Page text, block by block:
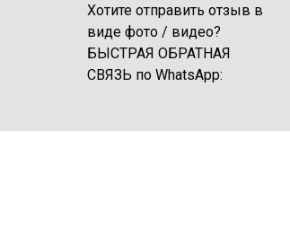
Хотите отправить отзыв в
виде фото / видео?
БЫСТРАЯ ОБРАТНАЯ
СВЯЗЬ по WhatsApp: